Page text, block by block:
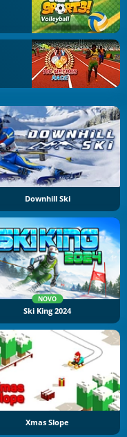
Downhill Ski
NOVO
Ski King 2024
Xmas Slope